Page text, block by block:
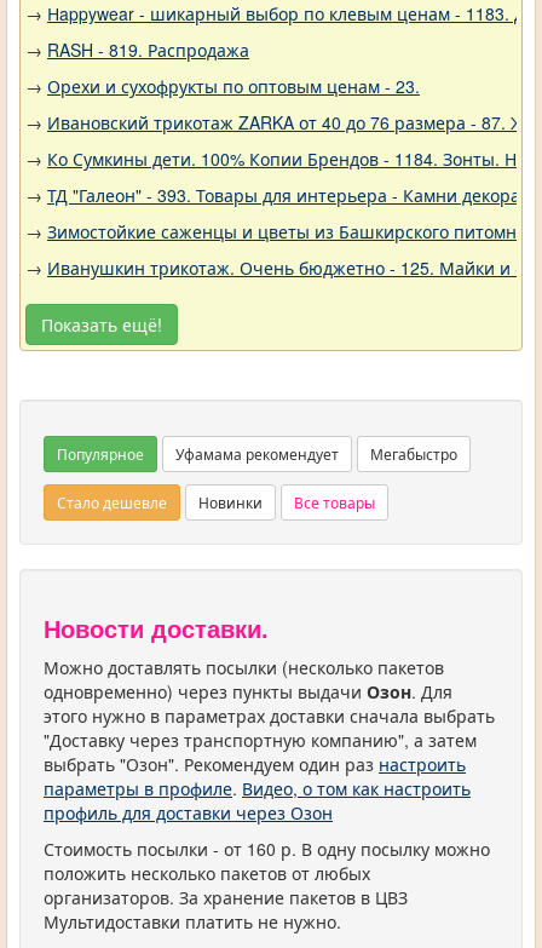
→ Нappywear - шикарный выбор по клевым ценам - 1183.
→ RASH - 819. Распродажа
→ Орехи и сухофрукты по оптовым ценам - 23.
→ Ивановский трикотаж ZARKA от 40 до 76 размера - 87.
→ Ко Сумкины дети. 100% Копии Брендов - 1184. Зонты.
→ ТД "Галеон" - 393. Товары для интерьера - Камни
→ Зимостойкие саженцы и цветы из Башкирского
→ Иванушкин трикотаж. Очень бюджетно - 125. Майки и
Показать ещё!
Популярное Уфамама рекомендует Мегабыстро
Стало дешевле Новинки Все товары
Новости доставки.
Можно доставлять посылки (несколько пакетов
одновременно) через пункты выдачи Озон. Для
этого нужно в параметрах доставки сначала выбрать
"Доставку через транспортную компанию", а затем
выбрать "Озон". Рекомендуем один раз настроить
параметры в профиле. Видео, о том как настроить
профиль для доставки через Озон
Стоимость посылки - от 160 р. В одну посылку можно
положить несколько пакетов от любых
организаторов. За хранение пакетов в ЦВЗ
Мультидоставки платить не нужно.